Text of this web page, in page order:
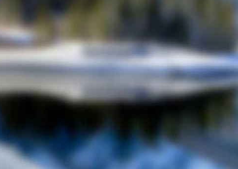
gouvernement
du
Canada